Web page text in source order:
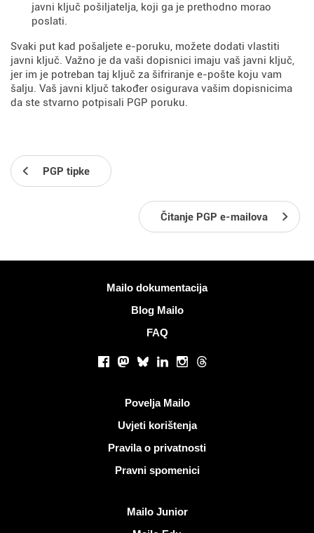
javni ključ pošiljatelja, koji ga je prethodno morao
poslati.
Svaki put kad pošaljete e-poruku, možete dodati vlastiti
javni ključ. Važno je da vaši dopisnici imaju vaš javni ključ,
jer im je potreban taj ključ za šifriranje e-pošte koju vam
šalju. Vaš javni ključ također osigurava vašim dopisnicima
da ste stvarno potpisali PGP poruku.
PGP tipke
Čitanje PGP e-mailova
Mailo dokumentacija
Blog Mailo
FAQ
Facebook
Mastodon
BlueskyLinkedInInstagram
Threads
Povelja Mailo
Uvjeti korištenja
Pravila o privatnosti
Pravni spomenici
Mailo Junior